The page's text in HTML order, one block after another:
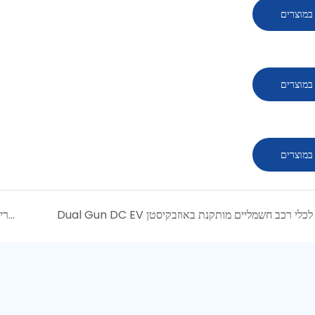
רשת EV Charging ציבורית מקדמת קיימות בשיטות התיירות